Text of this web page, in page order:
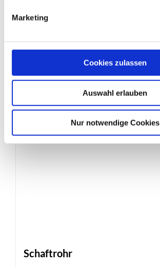
Marketing
Cookies zulassen
Auswahl erlauben
Nur notwendige Cookies
Schaftrohr